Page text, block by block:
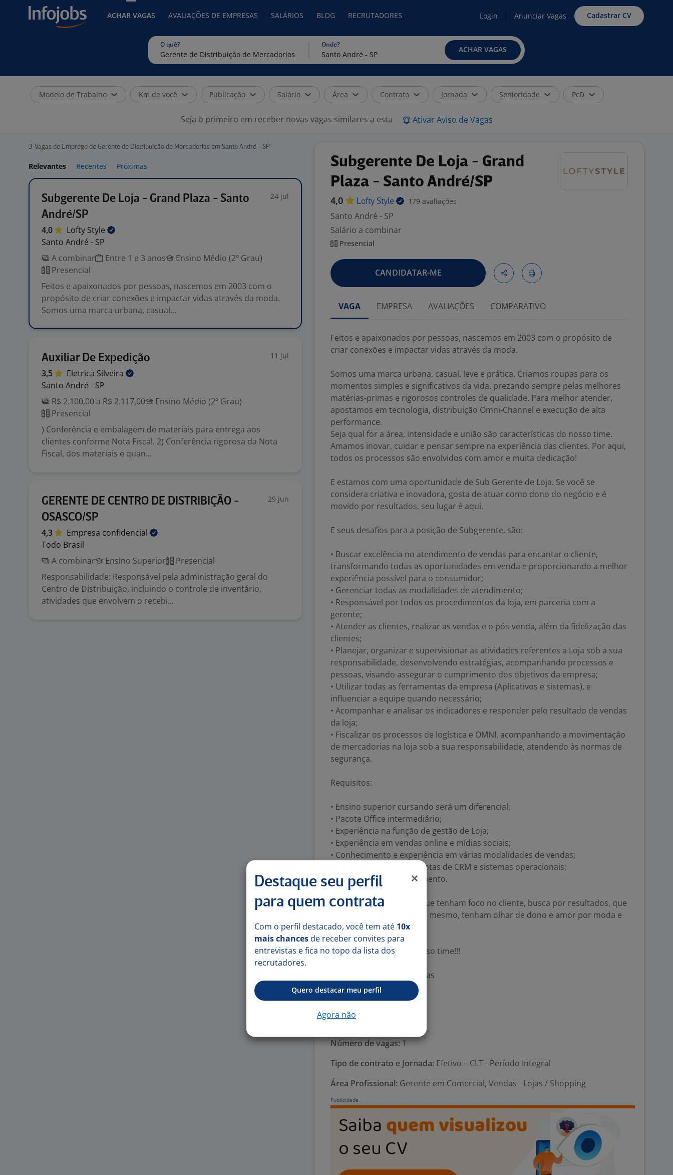
ACHAR VAGAS AVALIAÇÕES DE EMPRESAS SALÁRIOS BLOG RECRUTADORES Login Anunciar Vagas Cadastrar CV
O quê? Onde?
ACHAR VAGAS
Modelo de Trabalho Km de você Publicação Salário Área Contrato Jornada Senioridade PcD
Seja o primeiro em receber novas vagas similares a esta Ativar Aviso de Vagas
3 Vagas de Emprego de Gerente de Distribuição de Mercadorias em Santo André - SP
Relevantes Recentes Próximas
Subgerente De Loja - Grand Plaza - Santo
André/SP
24 jul
4,0 Lofty Style
Santo André - SP
A combinar
Entre 1 e 3 anos
Ensino Médio (2º Grau)
Presencial
Feitos e apaixonados por pessoas, nascemos em 2003 com o
propósito de criar conexões e impactar vidas através da moda.
Somos uma marca urbana, casual...
Auxiliar De Expedição 11 jul
3,5 Eletrica Silveira
Santo André - SP
R$ 2.100,00 a R$ 2.117,00
Ensino Médio (2º Grau)
Presencial
) Conferência e embalagem de materiais para entrega aos
clientes conforme Nota Fiscal. 2) Conferência rigorosa da Nota
Fiscal, dos materiais e quan...
GERENTE DE CENTRO DE DISTRIBIÇÃO -
OSASCO/SP
29 jun
4,3 Empresa confidencial
Todo Brasil
A combinar
Ensino Superior
Presencial
Responsabilidade: Responsável pela administração geral do
Centro de Distribuição, incluindo o controle de inventário,
atividades que envolvem o recebi...
Subgerente De Loja - Grand
Plaza - Santo André/SP
4,0 Lofty Style 179 avaliações
Santo André - SP
Salário a combinar
Presencial
CANDIDATAR-ME
VAGA EMPRESA AVALIAÇÕES COMPARATIVO
Feitos e apaixonados por pessoas, nascemos em 2003 com o propósito de
criar conexões e impactar vidas através da moda.
Somos uma marca urbana, casual, leve e prática. Criamos roupas para os
momentos simples e significativos da vida, prezando sempre pelas melhores
matérias-primas e rigorosos controles de qualidade. Para melhor atender,
apostamos em tecnologia, distribuição Omni-Channel e execução de alta
performance.
Seja qual for a área, intensidade e união são características do nosso time.
Amamos inovar, cuidar e pensar sempre na experiência das clientes. Por aqui,
todos os processos são envolvidos com amor e muita dedicação!
E estamos com uma oportunidade de Sub Gerente de Loja. Se você se
considera criativa e inovadora, gosta de atuar como dono do negócio e é
movido por resultados, seu lugar é aqui.
E seus desafios para a posição de Subgerente, são:
• Buscar excelência no atendimento de vendas para encantar o cliente,
transformando todas as oportunidades em venda e proporcionando a melhor
experiência possível para o consumidor;
• Gerenciar todas as modalidades de atendimento;
• Responsável por todos os procedimentos da loja, em parceria com a
gerente;
• Atender as clientes, realizar as vendas e o pós-venda, além da fidelização das
clientes;
• Planejar, organizar e supervisionar as atividades referentes a Loja sob a sua
responsabilidade, desenvolvendo estratégias, acompanhando processos e
pessoas, visando assegurar o cumprimento dos objetivos da empresa;
• Utilizar todas as ferramentas da empresa (Aplicativos e sistemas), e
influenciar a equipe quando necessário;
• Acompanhar e analisar os indicadores e responder pelo resultado de vendas
da loja;
• Fiscalizar os processos de logística e OMNI, acompanhando a movimentação
de mercadorias na loja sob a sua responsabilidade, atendendo às normas de
segurança.
Requisitos:
• Ensino superior cursando será um diferencial;
• Pacote Office intermediário;
• Experiência na função de gestão de Loja;
• Experiência em vendas online e mídias sociais;
• Conhecimento e experiência em várias modalidades de vendas;
• Facilidade com ferramentas de CRM e sistemas operacionais;
• Habilidade com atendimento.
Buscamos por pessoas que tenham foco no cliente, busca por resultados, que
sejam criativas, líder de si mesmo, tenham olhar de dono e amor por moda e
varejo.
Venha fazer parte do nosso time!!!
-. Descontos em Academias
-. Dress Coode
-. Benefício Flexivel
-. Convênio médico
Número de vagas:1
Tipo de contrato e Jornada: Efetivo – CLT - Período Integral
Área Profissional: Gerente em Comercial, Vendas - Lojas / Shopping
Destaque seu perfil
para quem contrata
Com o perfil destacado, você tem até 10x
mais chances de receber convites para
entrevistas e fica no topo da lista dos
recrutadores.
Quero destacar meu perfil
Agora não